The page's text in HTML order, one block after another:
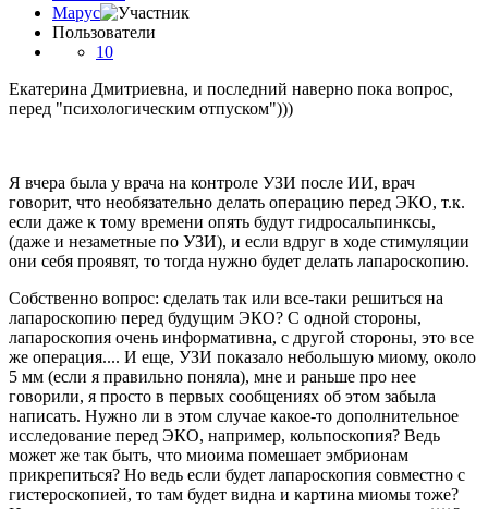
Пользователи
10
Екатерина Дмитриевна, и последний наверно пока вопрос,
перед "психологическим отпуском")))
Я вчера была у врача на контроле УЗИ после ИИ, врач
говорит, что необязательно делать операцию перед ЭКО, т.к.
если даже к тому времени опять будут гидросальпинксы,
(даже и незаметные по УЗИ), и если вдруг в ходе стимуляции
они себя проявят, то тогда нужно будет делать лапароскопию.
Собственно вопрос: сделать так или все-таки решиться на
лапароскопию перед будущим ЭКО? С одной стороны,
лапароскопия очень информативна, с другой стороны, это все
же операция.... И еще, УЗИ показало небольшую миому, около
5 мм (если я правильно поняла), мне и раньше про нее
говорили, я просто в первых сообщениях об этом забыла
написать. Нужно ли в этом случае какое-то дополнительное
исследование перед ЭКО, например, кольпоскопия? Ведь
может же так быть, что миоима помешает эмбрионам
прикрепиться? Но ведь если будет лапароскопия совместно с
гистероскопией, то там будет видна и картина миомы тоже?